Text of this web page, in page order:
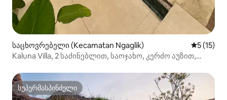
საცხოვრებელი (Kecamatan Ngaglik) საშუალო
5 (15)
Kaluna Villa, 2 საძინებლით, საოჯახო, კერძო აუზით,
სუპერმასპინძელი
სუპერმასპინძელი